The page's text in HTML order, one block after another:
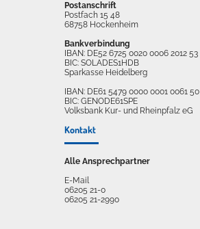
Postanschrift
Postfach 15 48
68758 Hockenheim
Bankverbindung
IBAN: DE52 6725 0020 0006 2012 53
BIC: SOLADES1HDB
Sparkasse Heidelberg
IBAN: DE61 5479 0000 0001 0061 50
BIC: GENODE61SPE
Volksbank Kur- und Rheinpfalz eG
Kontakt
Alle Ansprechpartner
E-Mail
06205 21-0
06205 21-2990